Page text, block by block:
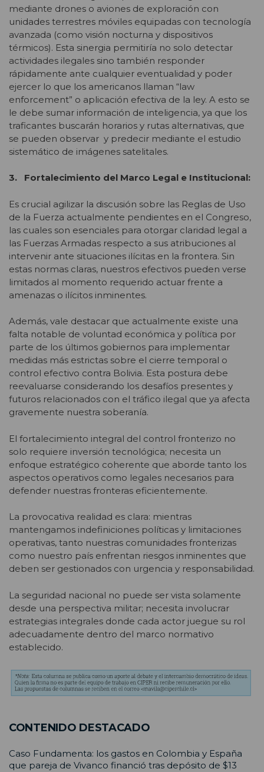
mediante drones o aviones de exploración con
unidades terrestres móviles equipadas con tecnología
avanzada (como visión nocturna y dispositivos
térmicos). Esta sinergia permitiría no solo detectar
actividades ilegales sino también responder
rápidamente ante cualquier eventualidad y poder
ejercer lo que los americanos llaman “law
enforcement” o aplicación efectiva de la ley. A esto se
le debe sumar información de inteligencia, ya que los
traficantes buscarán horarios y rutas alternativas, que
se pueden observar y predecir mediante el estudio
sistemático de imágenes satelitales.
3. Fortalecimiento del Marco Legal e Institucional:
Es crucial agilizar la discusión sobre las Reglas de Uso
de la Fuerza actualmente pendientes en el Congreso,
las cuales son esenciales para otorgar claridad legal a
las Fuerzas Armadas respecto a sus atribuciones al
intervenir ante situaciones ilícitas en la frontera. Sin
estas normas claras, nuestros efectivos pueden verse
limitados al momento requerido actuar frente a
amenazas o ilícitos inminentes.
Además, vale destacar que actualmente existe una
falta notable de voluntad económica y política por
parte de los últimos gobiernos para implementar
medidas más estrictas sobre el cierre temporal o
control efectivo contra Bolivia. Esta postura debe
reevaluarse considerando los desafíos presentes y
futuros relacionados con el tráfico ilegal que ya afecta
gravemente nuestra soberanía.
El fortalecimiento integral del control fronterizo no
solo requiere inversión tecnológica; necesita un
enfoque estratégico coherente que aborde tanto los
aspectos operativos como legales necesarios para
defender nuestras fronteras eficientemente.
La provocativa realidad es clara: mientras
mantengamos indefiniciones políticas y limitaciones
operativas, tanto nuestras comunidades fronterizas
como nuestro país enfrentan riesgos inminentes que
deben ser gestionados con urgencia y responsabilidad.
La seguridad nacional no puede ser vista solamente
desde una perspectiva militar; necesita involucrar
estrategias integrales donde cada actor juegue su rol
adecuadamente dentro del marco normativo
establecido.
CONTENIDO DESTACADO
Caso Fundamenta: los gastos en Colombia y España
que pareja de Vivanco financió tras depósito de $13